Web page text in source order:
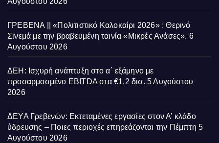
ΓΡΕΒΕΝΑ || «Πολιτιστικό Καλοκαίρι 2026» : Θερινό
Σινεμά με την βραβευμένη ταινία «Μικρές Ανάσες». 6
Αυγούστου 2026
ΔΕΗ: Ισχυρή ανάπτυξη στο α΄ εξάμηνο με
προσαρμοσμένο EBITDA στα €1,2 δισ. 5 Αυγούστου
2026
ΔΕΥΑ Γρεβενών: Εκτεταμένες εργασίες στον Α’ κλάδο
ύδρευσης – Ποιες περιοχές επηρεάζονται την Πέμπτη 5
Αυγούστου 2026